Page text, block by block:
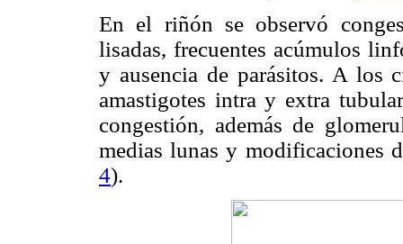
En el riñón se observó
lisadas, frecuentes acúmulos
y ausencia de parásitos. A los
amastigotes intra y extra
congestión, además de
medias lunas y modificaciones
4).